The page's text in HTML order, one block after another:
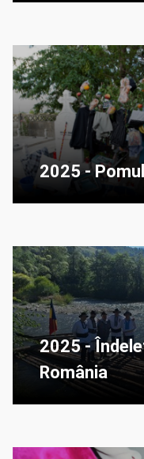
2025 -
2025 -
România